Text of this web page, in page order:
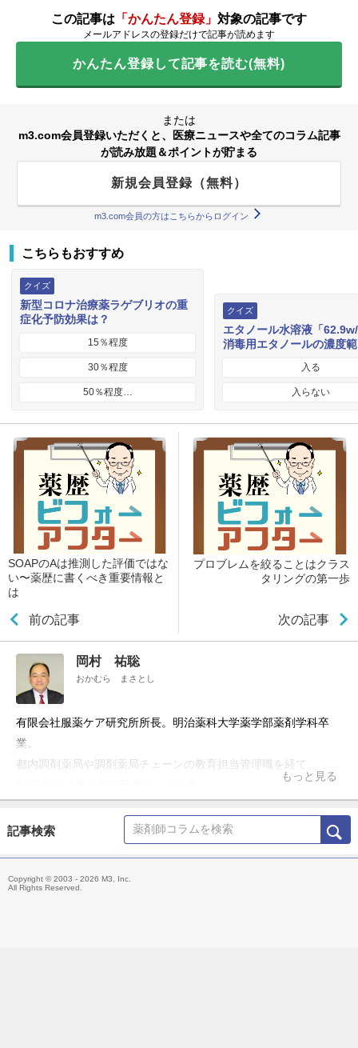
この記事は 「かんたん登録」 対象の記事です
メールアドレスの登録だけで記事が読めます
かんたん登録して記事を読む(無料)
または
m3.com会員登録いただくと、医療ニュースや全てのコラム記事
が読み放題＆ポイントが貯まる
新規会員登録（無料）
m3.com会員の方はこちらからログイン
こちらもおすすめ
クイズ
新型コロナ治療薬ラゲブリオの重
症化予防効果は？
15％程度
30％程度
50％程度…
クイズ
エタノール水溶液「
消毒用エタノールの濃度
入る
入らない
SOAPのAは推測した評価ではな
い〜薬歴に書くべき重要情報と
は
前の記事
プロブレムを絞ることはクラス
タリングの第一歩
次の記事
岡村 祐聡
おかむら まさとし
有限会社服薬ケア研究所所長。明治薬科大学薬学部薬剤学科卒
業。
都内調剤薬局や調剤薬局チェーンの教育担当管理職を経て、
修会や服薬セミナーなどでも精力的な活動を行っている。 2002
年に設立した「服薬ケア研究所」は、2021年に「一般社団法人
療の向上のため活動を続けている。
もっと見る
記事検索
Copyright © 2003 - 2026 M3, Inc.
All Rights Reserved.